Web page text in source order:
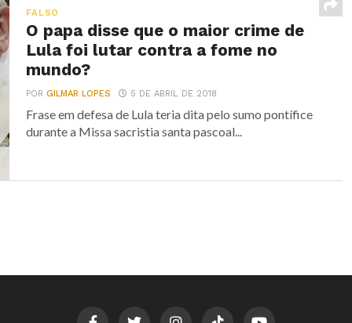
FALSO
O papa disse que o maior crime de
Lula foi lutar contra a fome no
mundo?
PORGILMAR LOPES 5 DE ABRIL DE 2018
Frase em defesa de Lula teria dita pelo sumo pontífice
durante a Missa sacristia santa pascoal...